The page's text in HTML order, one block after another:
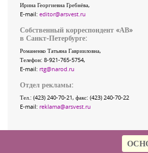
Ирина Георгиевна Гребнёва,
E-mail: editor@arsvest.ru
Собственный корреспондент «АВ»
в Санкт-Петербурге:
Романенко Татьяна Гаврииловна,
Телефон: 8-921-765-5754,
E-mail: rtg@narod.ru
Отдел рекламы:
Тел.: (423) 240-70-21, факс: (423) 240-70-22
E-mail: reklama@arsvest.ru